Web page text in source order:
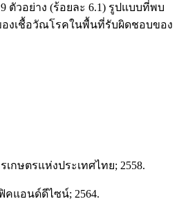
ตัวอย่าง (ร้อยละ 6.1) รูปแบบที่พบ
องเชื้อวัณโรคในพื้นที่รับผิดชอบของ
ษตรแห่งประเทศไทย; 2558.
แอนด์ดีไซน์; 2564.